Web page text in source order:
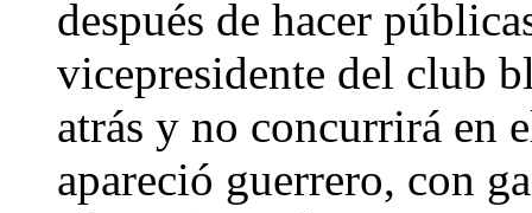
después de hacer
vicepresidente del club
atrás y no concurrirá en
apareció guerrero, con